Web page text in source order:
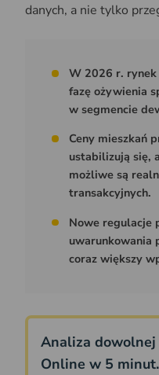
danych, a nie tylko
W 2026 r. rynek
fazę ożywienia
w segmencie
Ceny mieszkań
ustabilizują się,
możliwe są
transakcyjnych.
Nowe regulacje
uwarunkowania
coraz większy
Analiza dowolnej
Online w 5 minut.